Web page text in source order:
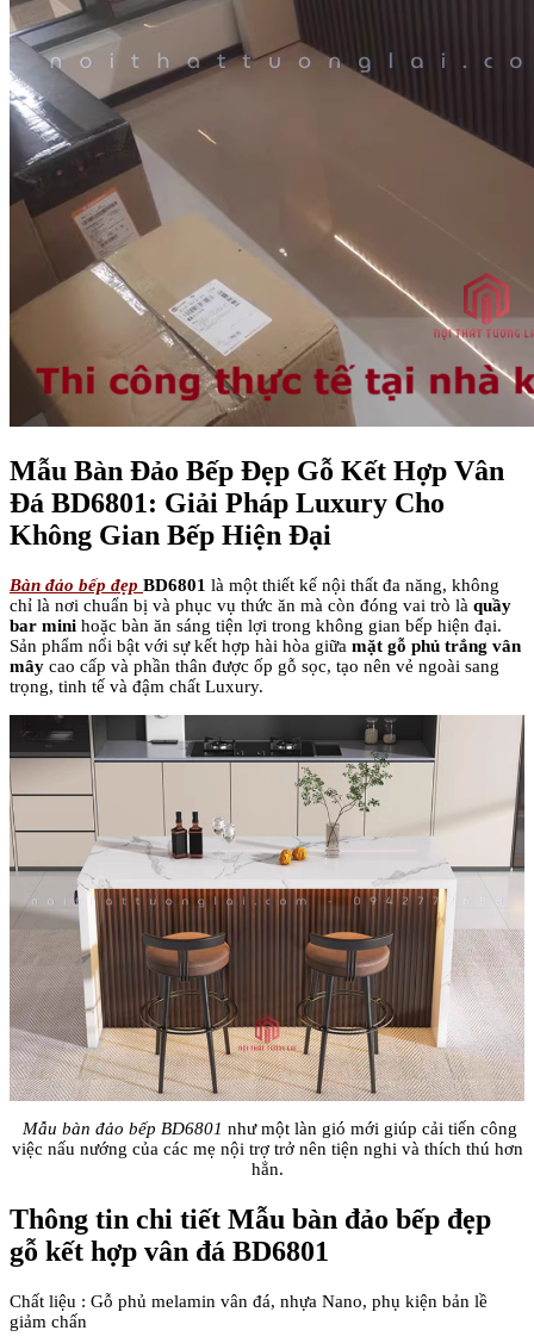
Mẫu Bàn Đảo Bếp Đẹp Gỗ Kết Hợp Vân
Đá BD6801: Giải Pháp Luxury Cho
Không Gian Bếp Hiện Đại
Bàn đảo bếp đẹp BD6801 là một thiết kế nội thất đa năng, không
chỉ là nơi chuẩn bị và phục vụ thức ăn mà còn đóng vai trò là quầy
bar mini hoặc bàn ăn sáng tiện lợi trong không gian bếp hiện đại.
Sản phẩm nổi bật với sự kết hợp hài hòa giữa mặt gỗ phủ trắng vân
mây cao cấp và phần thân được ốp gỗ sọc, tạo nên vẻ ngoài sang
trọng, tinh tế và đậm chất Luxury.
Mẫu bàn đảo bếp BD6801 như một làn gió mới giúp cải tiến công
việc nấu nướng của các mẹ nội trợ trở nên tiện nghi và thích thú hơn
hẳn.
Thông tin chi tiết Mẫu bàn đảo bếp đẹp
gỗ kết hợp vân đá BD6801
Chất liệu : Gỗ phủ melamin vân đá, nhựa Nano, phụ kiện bản lề
giảm chấn